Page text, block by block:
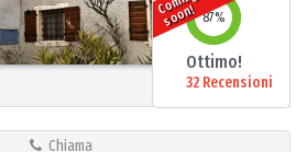
87%
Ottimo!
32 Recensioni
C
n!
Chiama